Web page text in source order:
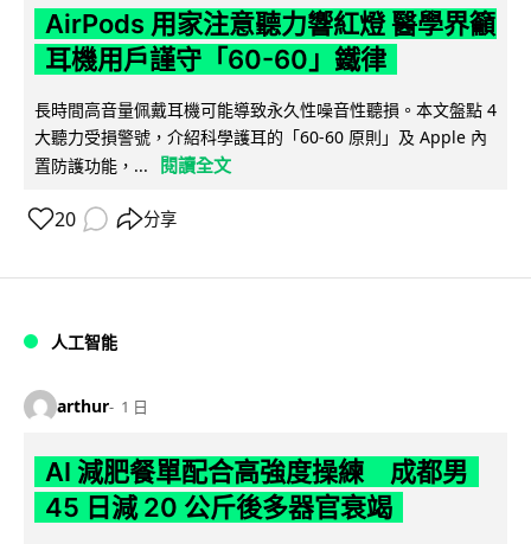
AirPods 用家注意聽力響紅燈 醫學界籲
耳機用戶謹守「60-60」鐵律
長時間高音量佩戴耳機可能導致永久性噪音性聽損。本文盤點 4
大聽力受損警號，介紹科學護耳的「60-60 原則」及 Apple 內
置防護功能，...
閱讀全文
20 分享
人工智能
arthur 1 日
AI 減肥餐單配合高強度操練 成都男
45 日減 20 公斤後多器官衰竭